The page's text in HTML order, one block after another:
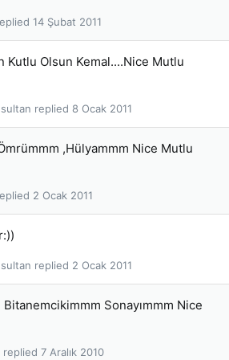
14 Şubat 2011
Kutlu Olsun Kemal....Nice Mutlu
8 Ocak 2011
,Hülyammm Nice Mutlu
2 Ocak 2011
2 Ocak 2011
Sonayımmm Nice
7 Aralık 2010